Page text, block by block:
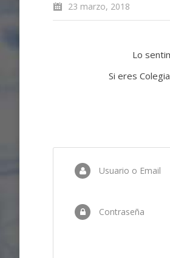
23 marzo, 2018
Lo
Si eres
Usuario o Email
Contraseña